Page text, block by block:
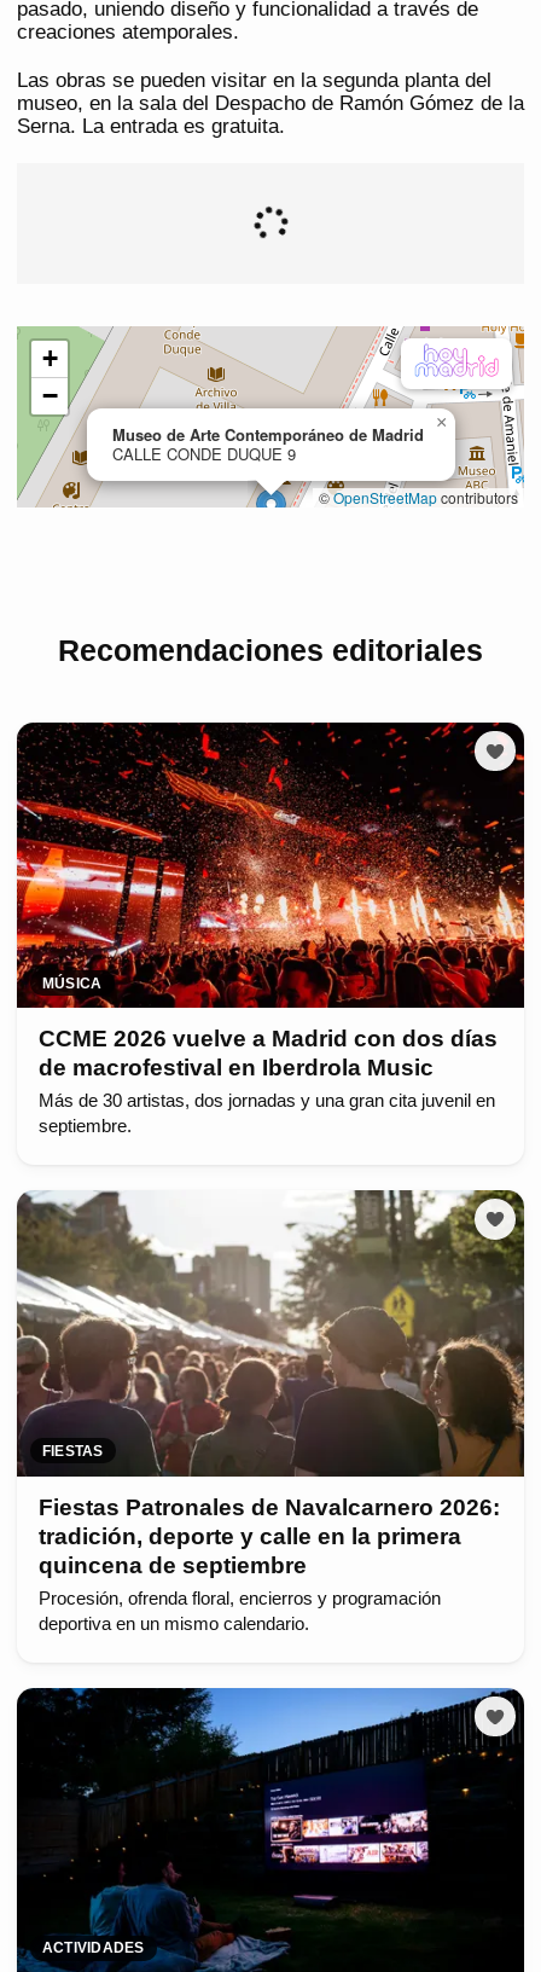
pasado, uniendo diseño y funcionalidad a través de
creaciones atemporales.
Las obras se pueden visitar en la segunda planta del
museo, en la sala del Despacho de Ramón Gómez de la
Serna. La entrada es gratuita.
Recomendaciones editoriales
MÚSICA
CCME 2026 vuelve a Madrid con dos días
de macrofestival en Iberdrola Music
Más de 30 artistas, dos jornadas y una gran cita juvenil en
septiembre.
FIESTAS
Fiestas Patronales de Navalcarnero 2026:
tradición, deporte y calle en la primera
quincena de septiembre
Procesión, ofrenda floral, encierros y programación
deportiva en un mismo calendario.
ACTIVIDADES